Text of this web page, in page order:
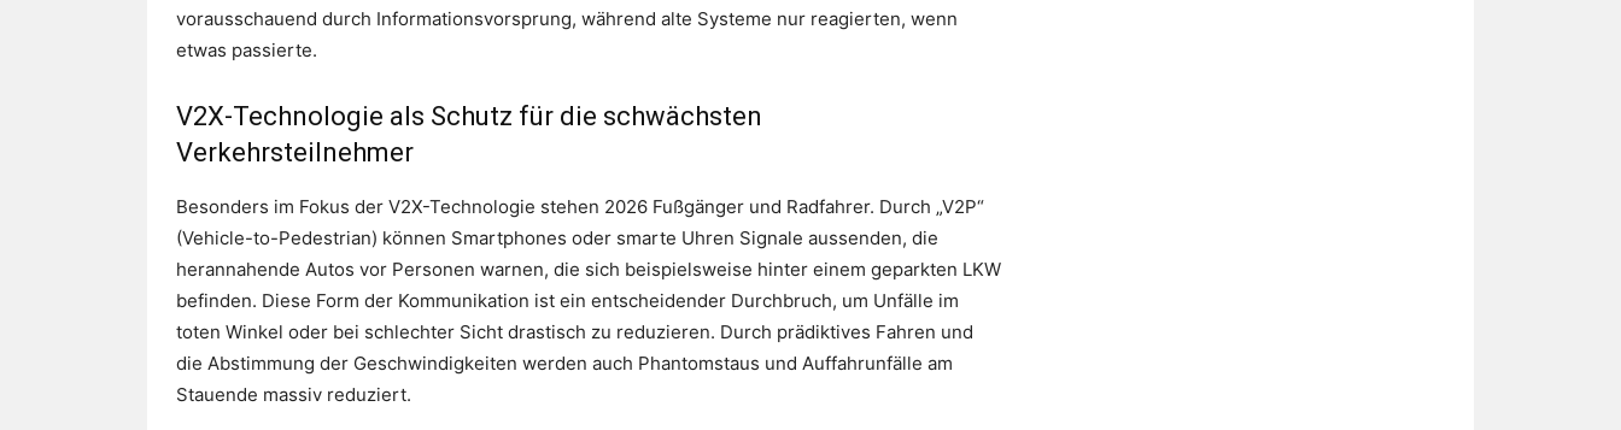
vorausschauend durch Informationsvorsprung, während alte Systeme nur reagierten, wenn
etwas passierte.
V2X-Technologie als Schutz für die schwächsten
Verkehrsteilnehmer
Besonders im Fokus der V2X-Technologie stehen 2026 Fußgänger und Radfahrer. Durch „V2P“
(Vehicle-to-Pedestrian) können Smartphones oder smarte Uhren Signale aussenden, die
herannahende Autos vor Personen warnen, die sich beispielsweise hinter einem geparkten LKW
befinden. Diese Form der Kommunikation ist ein entscheidender Durchbruch, um Unfälle im
toten Winkel oder bei schlechter Sicht drastisch zu reduzieren. Durch prädiktives Fahren und
die Abstimmung der Geschwindigkeiten werden auch Phantomstaus und Auffahrunfälle am
Stauende massiv reduziert.